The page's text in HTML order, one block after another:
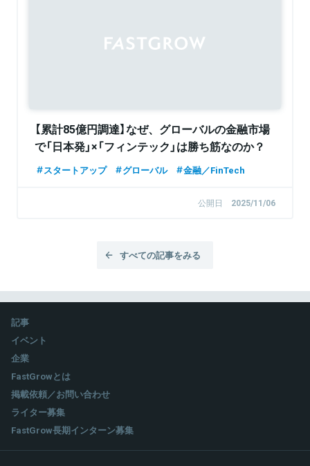
【累計85億円調達】なぜ、グローバルの金融市場
で「日本発」×「フィンテック」は勝ち筋なのか？
スタートアップ グローバル 金融／FinTech
公開日 2025/11/06
すべての記事をみる
記事
イベント
企業
FastGrowとは
掲載依頼／お問い合わせ
ライター募集
FastGrow長期インターン募集